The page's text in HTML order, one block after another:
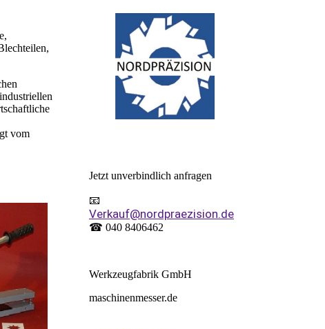
vom
Jetzt unverbindlich anfragen
📧
Verkauf@nordpraezision.de
☎ 040 8406462
Werkzeugfabrik GmbH
maschinenmesser.de